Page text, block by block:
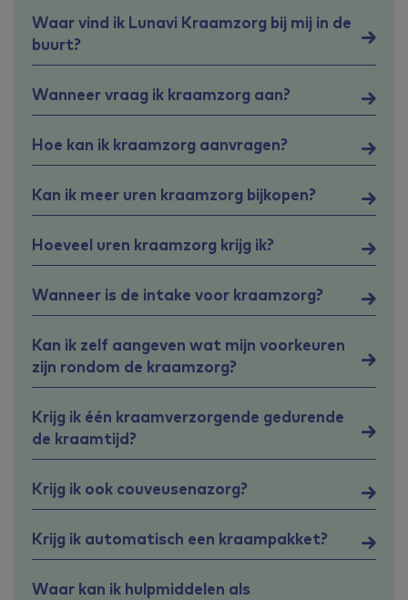
Waar vind ik Lunavi Kraamzorg bij mij in de
buurt?
Wanneer vraag ik kraamzorg aan?
Hoe kan ik kraamzorg aanvragen?
Kan ik meer uren kraamzorg bijkopen?
Hoeveel uren kraamzorg krijg ik?
Wanneer is de intake voor kraamzorg?
Kan ik zelf aangeven wat mijn voorkeuren
zijn rondom de kraamzorg?
Krijg ik één kraamverzorgende gedurende
de kraamtijd?
Krijg ik ook couveusenazorg?
Krijg ik automatisch een kraampakket?
Waar kan ik hulpmiddelen als